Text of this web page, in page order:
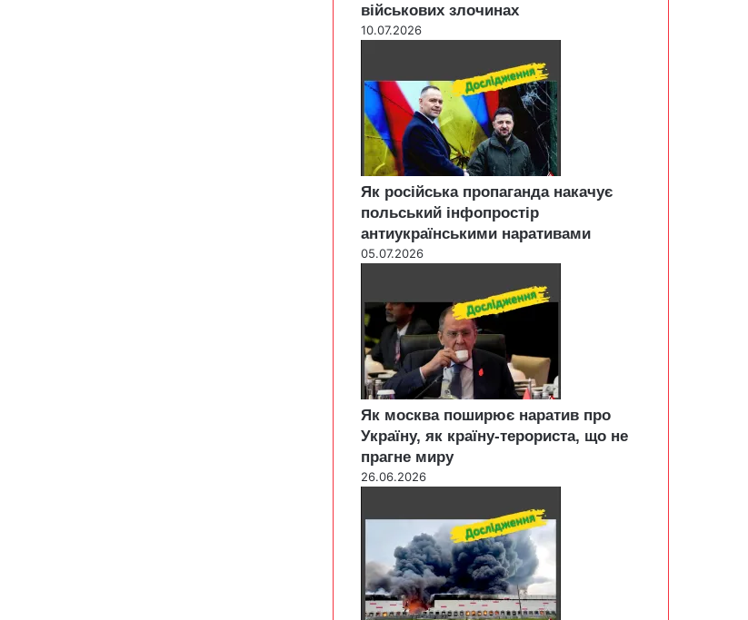
військових злочинах
10.07.2026
Як російська пропаганда накачує
польський інфопростір
антиукраїнськими наративами
05.07.2026
Як москва поширює наратив про
Україну, як країну-терориста, що не
прагне миру
26.06.2026